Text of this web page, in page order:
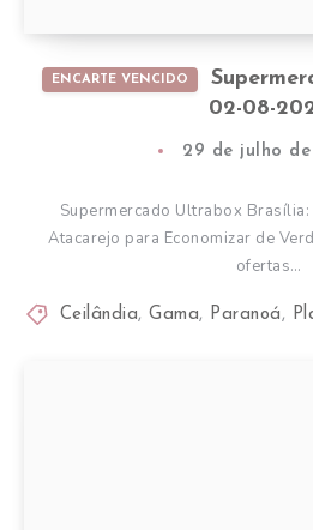
ENCARTE VENCIDO
02-08-
29 de julho
Supermercado Ultrabox
Atacarejo para Economizar de
ofertas…
Ceilândia, Gama, Paranoá,